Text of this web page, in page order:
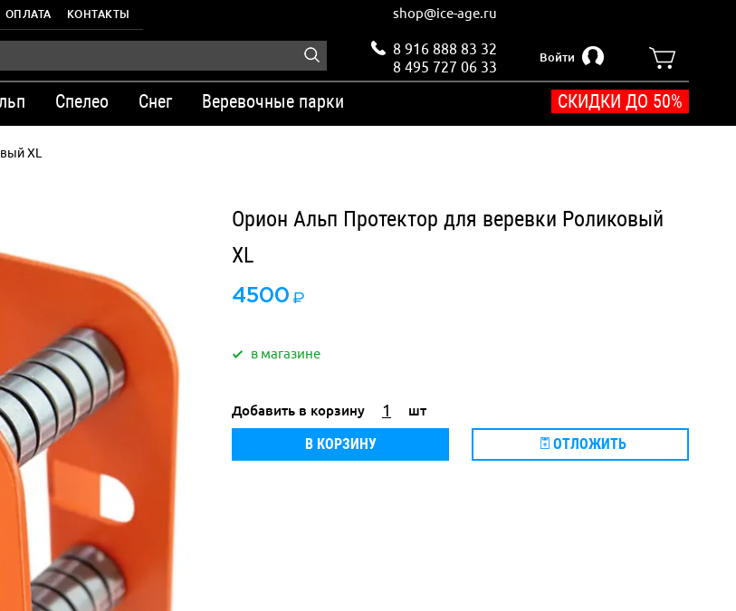
ОПЛАТА КОНТАКТЫ shop@ice-age.ru
8 916 888 83 32
8 495 727 06 33
Войти
Спелео Снег Веревочные парки СКИДКИ ДО 50%
XL
Орион Альп Протектор для веревки Роликовый
XL
4500
в магазине
Добавить в корзину шт
В КОРЗИНУ ОТЛОЖИТЬ